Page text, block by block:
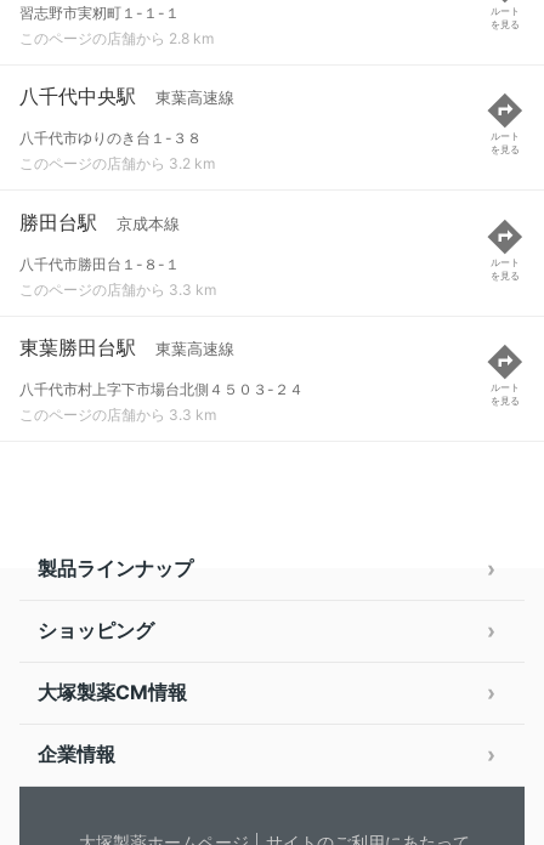
習志野市実籾町１-１-１
このページの店舗から 2.8 km
ルート
を見る
八千代中央駅 東葉高速線
八千代市ゆりのき台１-３８
このページの店舗から 3.2 km
ルート
を見る
勝田台駅 京成本線
八千代市勝田台１-８-１
このページの店舗から 3.3 km
ルート
を見る
東葉勝田台駅 東葉高速線
八千代市村上字下市場台北側４５０３-２４
このページの店舗から 3.3 km
ルート
を見る
製品ラインナップ
ショッピング
大塚製薬CM情報
企業情報